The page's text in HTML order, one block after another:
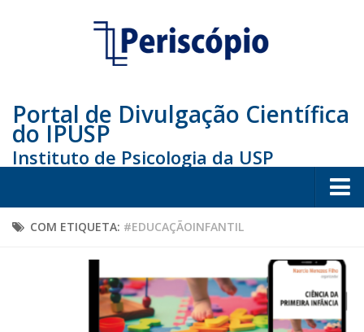
Portal de Divulgação Científica
do IPUSP
Instituto de Psicologia da USP
Home
COM ETIQUETA: #EDUCAÇÃOINFANTIL